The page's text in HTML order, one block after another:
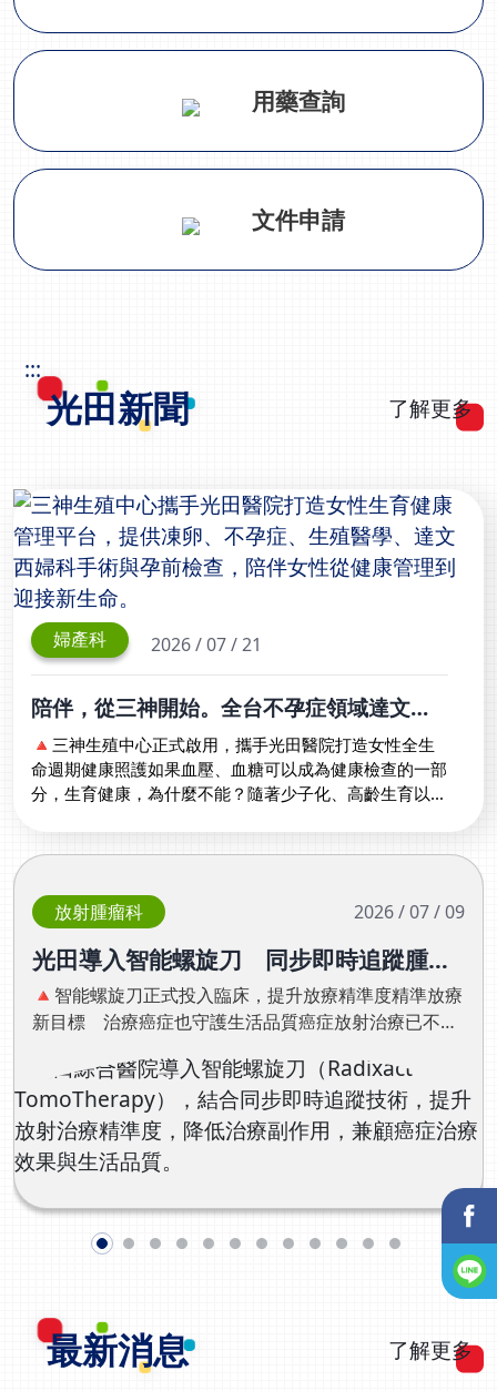
用藥查詢
文件申請
:::
光田新聞 了解更多
婦產科 2026 / 07 / 21
陪伴，從三神開始。全台不孕症領域達文西
婦科手術經驗最豐富女性醫師張永玲領軍，
打造全台首創「生殖銀行概念形象館」，攜
手光田醫院建構360度女性健康照護生態圈
🔺三神生殖中心正式啟用，攜手光田醫院打造女性全生
命週期健康照護如果血壓、血糖可以成為健康檢查的一部
分，生育健康，為什麼不能？隨著少子化、高齡生育以及
經驗最豐富的女性醫師張永玲領軍，全新品牌「三神生殖
中心」正式於台中成立，以「不只是生殖醫學中心，而是
式女性醫療院所，陪伴女性從健康管理、孕前準備、備
孕、生殖治療到迎接新生命，提供完整且連續的健康照
護。全台首創「生殖銀行概念形象館」讓生育健康不再陌
生走進三神，映入眼簾的不只是診間，而是全台首創的
「生殖銀行概念形象館」。透過沉浸式空間設計、生殖醫
學展示、液態氮保存設備及多媒體互動展示，將平時較少
接觸的生殖醫療流程、凍卵與生育保存知識，以更容易理
解的方式呈現，希望讓女性在沒有壓力的情況下，更認識
自己的身體，也更了解生育健康。對三神而言，「生殖銀
保存未來，也保存每一位女性對人生的選擇權。從治療走
向健康管理 讓生育健康成為人生規劃的一部分許多人直
到準備懷孕時，才第一次了解自己的生育能力。但張永玲
醫師認為，真正重要的是在人生還有選擇的時候，就開始
新理念，希望未來生育健康檢查能逐步成為健康檢查的一
部分，也期待企業能將生育健康納入員工健康福利，讓健
康管理不只照顧現在，也為未來做好準備。從醫師到陪伴
放射腫瘤科 2026 / 07 / 09
光田導入智能螺旋刀 同步即時追蹤腫
瘤 精準放療降低副作用
🔺智能螺旋刀正式投入臨床，提升放療精準度精準放療
新目標 治療癌症也守護生活品質癌症放射治療已不再
降低副作用、保留器官功能與生活品質，已成為現今癌
症治療的重要目標。光田綜合醫院放射腫瘤科主任王銘
志醫師表示，隨著放射治療技術持續進步，「精準放
療」做到的不只是提高精準度，而是在治療過程中減少
正常組織受損，讓病人完成治療後，仍能維持良好的生
活品質。智能螺旋刀進駐向上院區 同步追蹤腫瘤提升
精準度光田綜合醫院放射腫瘤科正式搬遷至向上院區，
並啟用新一代智能螺旋刀（Radixact
TomoTherapy），搭配Synchrony®同步即時追蹤系
統，具備「偵測、追蹤、修正」三大功能，針對會隨呼
吸移動或器官蠕動的腫瘤，在治療過程中即時追蹤腫瘤
位置，全程自動同步動態調整射束，確保精準對準腫
了解更多
最新消息 了解更多